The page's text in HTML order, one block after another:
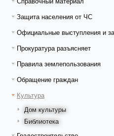
Защита населения от ЧС
Официальные выступления и
Прокуратура разъясняет
Правила землепользования
Обращение граждан
Культура
Дом культуры
Библиотека